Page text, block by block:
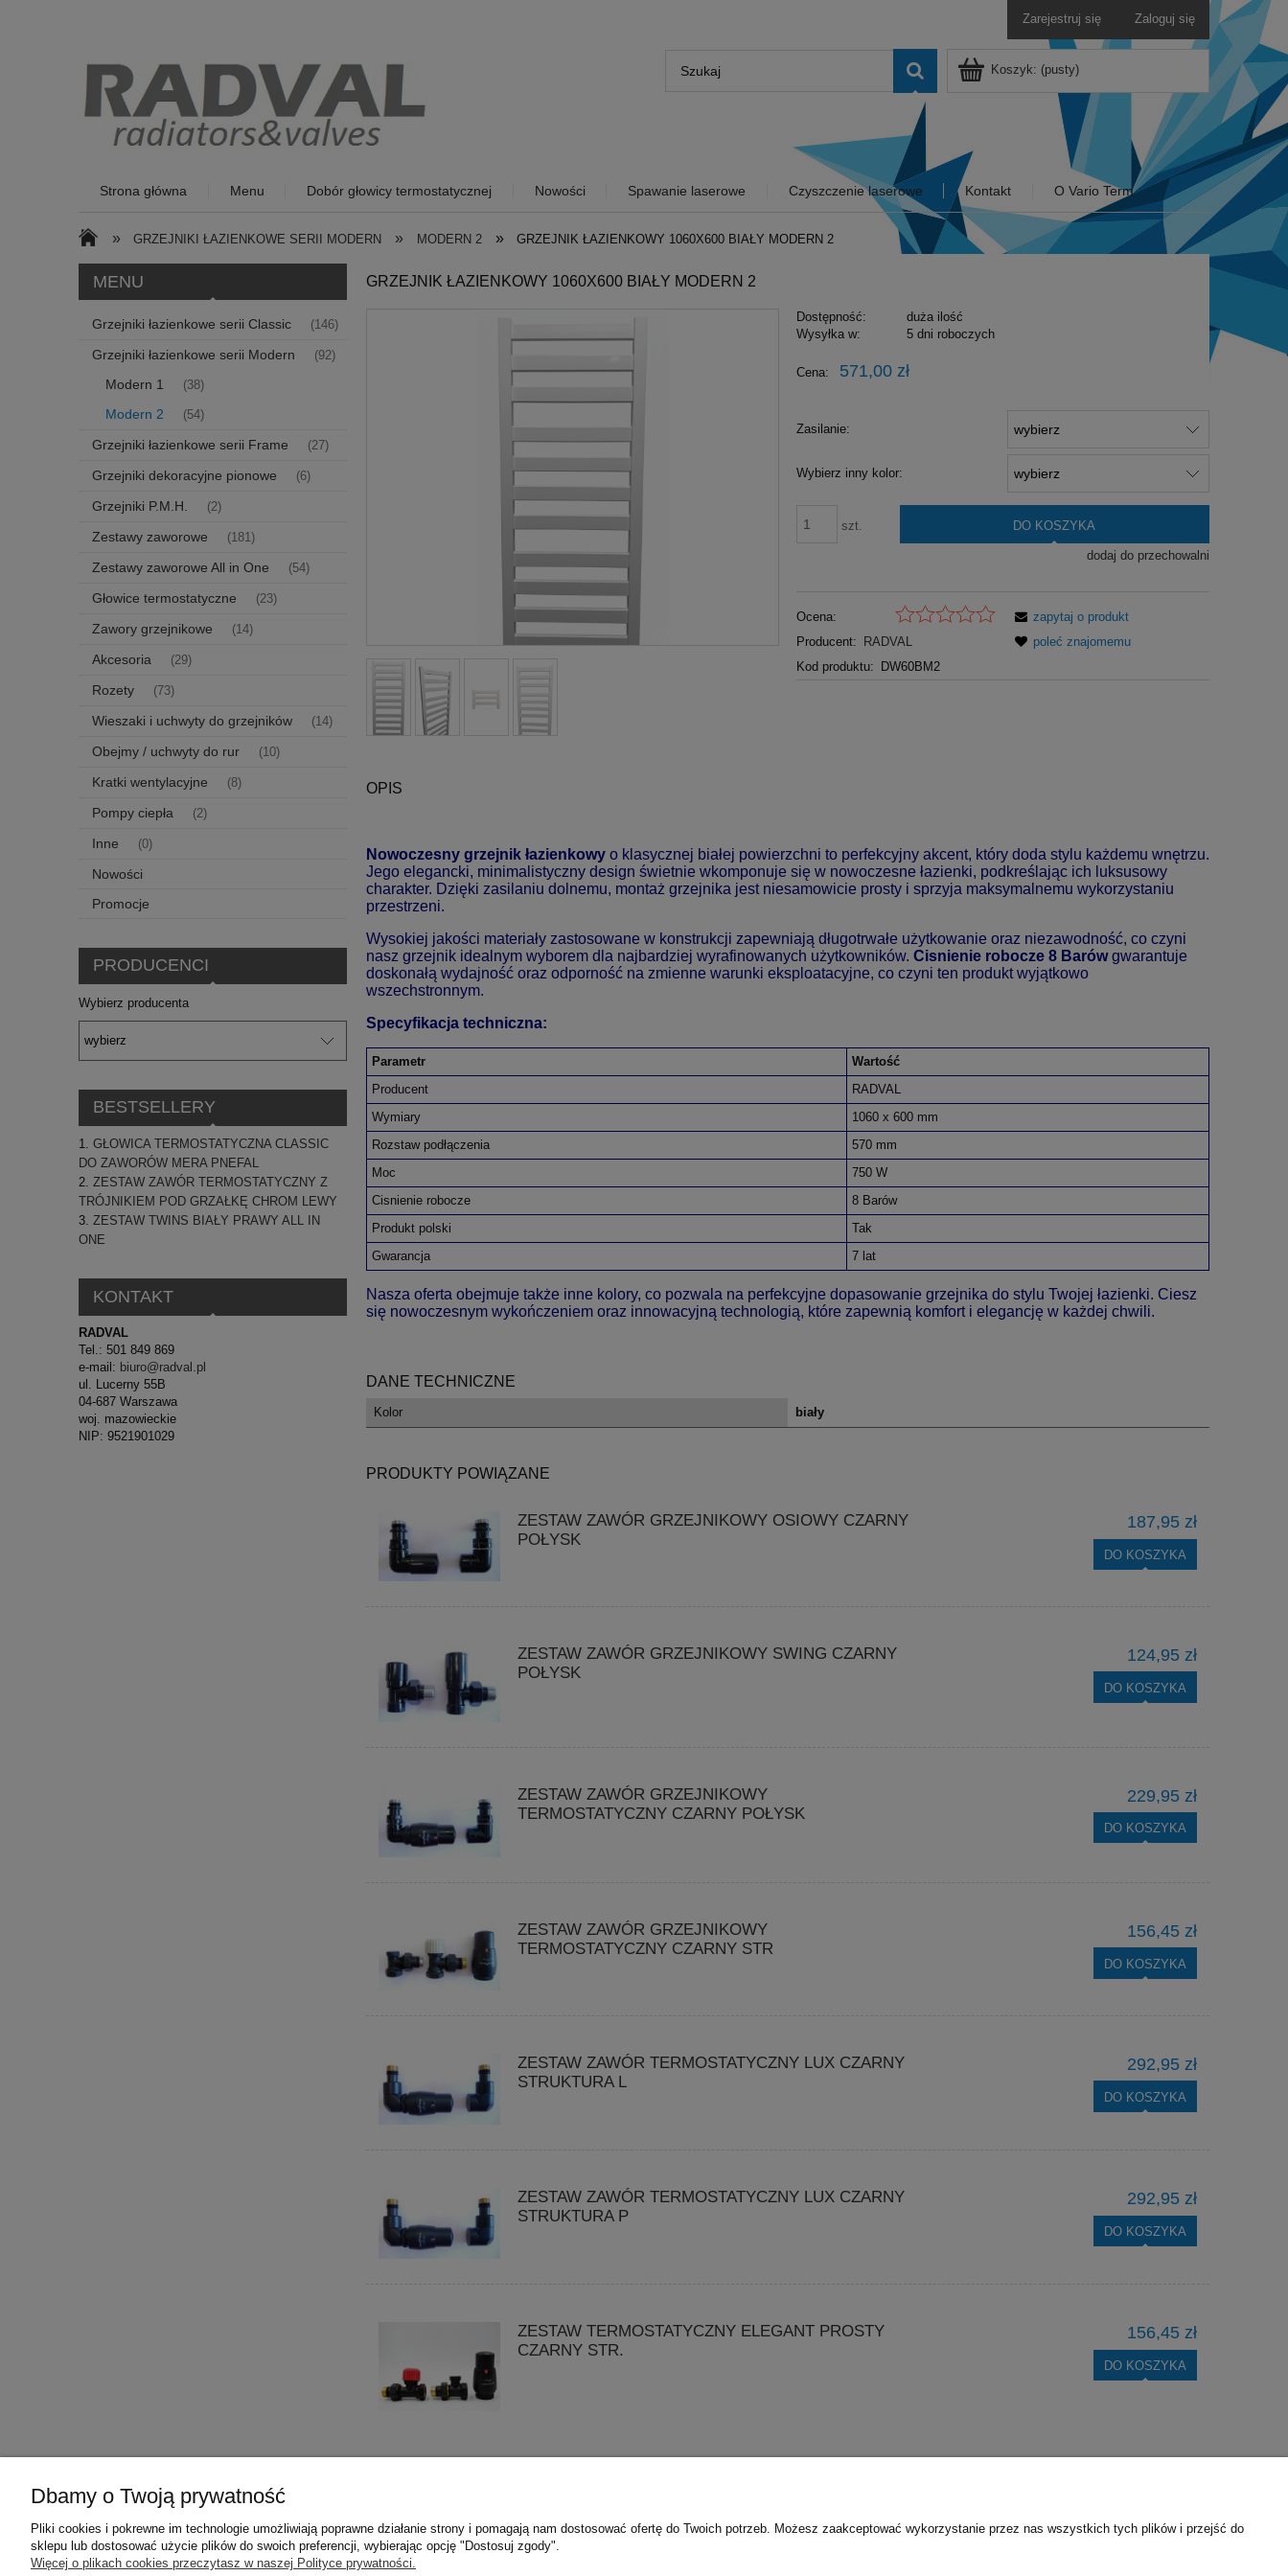
Zarejestruj się Zaloguj się
Koszyk: (pusty)
Strona główna Menu Dobór głowicy termostatycznej Nowości Spawanie laserowe Czyszczenie laserowe Kontakt O Vario Term
» GRZEJNIKI ŁAZIENKOWE SERII MODERN » MODERN 2 » GRZEJNIK ŁAZIENKOWY 1060X600 BIAŁY MODERN 2
MENU
Grzejniki łazienkowe serii Classic (146)
Grzejniki łazienkowe serii Modern (92)
Modern 1 (38)
Modern 2 (54)
Grzejniki łazienkowe serii Frame (27)
Grzejniki dekoracyjne pionowe (6)
Grzejniki P.M.H. (2)
Zestawy zaworowe (181)
Zestawy zaworowe All in One (54)
Głowice termostatyczne (23)
Zawory grzejnikowe (14)
Akcesoria (29)
Rozety (73)
Wieszaki i uchwyty do grzejników (14)
Obejmy / uchwyty do rur (10)
Kratki wentylacyjne (8)
Pompy ciepła (2)
Inne (0)
Nowości
Promocje
PRODUCENCI
Wybierz producenta
BESTSELLERY
GŁOWICA TERMOSTATYCZNA CLASSIC
DO ZAWORÓW MERA PNEFAL
ZESTAW ZAWÓR TERMOSTATYCZNY Z
TRÓJNIKIEM POD GRZAŁKĘ CHROM LEWY
ZESTAW TWINS BIAŁY PRAWY ALL IN
ONE
KONTAKT
RADVAL
Tel.: 501 849 869
e-mail: biuro@radval.pl
ul. Lucerny 55B
04-687 Warszawa
woj. mazowieckie
NIP: 9521901029
GRZEJNIK ŁAZIENKOWY 1060X600 BIAŁY MODERN 2
Dostępność:
duża ilość
Wysyłka w:
5 dni roboczych
Cena: 571,00 zł
Zasilanie:
Wybierz inny kolor:
szt. DO KOSZYKA
dodaj do przechowalni
Ocena:
Producent:
RADVAL
Kod produktu:
DW60BM2
zapytaj o produkt
poleć znajomemu
OPIS
Nowoczesny grzejnik łazienkowy o klasycznej białej powierzchni to perfekcyjny akcent, który doda stylu każdemu wnętrzu.
Jego elegancki, minimalistyczny design świetnie wkomponuje się w nowoczesne łazienki, podkreślając ich luksusowy
charakter. Dzięki zasilaniu dolnemu, montaż grzejnika jest niesamowicie prosty i sprzyja maksymalnemu wykorzystaniu
przestrzeni.
Wysokiej jakości materiały zastosowane w konstrukcji zapewniają długotrwałe użytkowanie oraz niezawodność, co czyni
nasz grzejnik idealnym wyborem dla najbardziej wyrafinowanych użytkowników. Cisnienie robocze 8 Barówgwarantuje
doskonałą wydajność oraz odporność na zmienne warunki eksploatacyjne, co czyni ten produkt wyjątkowo
wszechstronnym.
Specyfikacja techniczna:
Parametr
Wartość
Producent
RADVAL
Wymiary
1060 x 600 mm
Rozstaw podłączenia
570 mm
Moc
750 W
Cisnienie robocze
8 Barów
Produkt polski
Tak
Gwarancja
7 lat
Nasza oferta obejmuje także inne kolory, co pozwala na perfekcyjne dopasowanie grzejnika do stylu Twojej łazienki. Ciesz
się nowoczesnym wykończeniem oraz innowacyjną technologią, które zapewnią komfort i elegancję w każdej chwili.
DANE TECHNICZNE
Kolor biały
PRODUKTY POWIĄZANE
ZESTAW ZAWÓR GRZEJNIKOWY OSIOWY CZARNY
POŁYSK
187,95 zł
DO KOSZYKA
ZESTAW ZAWÓR GRZEJNIKOWY SWING CZARNY
POŁYSK
124,95 zł
DO KOSZYKA
ZESTAW ZAWÓR GRZEJNIKOWY
TERMOSTATYCZNY CZARNY POŁYSK
229,95 zł
DO KOSZYKA
ZESTAW ZAWÓR GRZEJNIKOWY
TERMOSTATYCZNY CZARNY STR
156,45 zł
DO KOSZYKA
ZESTAW ZAWÓR TERMOSTATYCZNY LUX CZARNY
STRUKTURA L
292,95 zł
DO KOSZYKA
ZESTAW ZAWÓR TERMOSTATYCZNY LUX CZARNY
STRUKTURA P
292,95 zł
DO KOSZYKA
ZESTAW TERMOSTATYCZNY ELEGANT PROSTY
CZARNY STR.
156,45 zł
DO KOSZYKA
Pomoc
Płatności
Polityka prywatności
Koszty dostawy
Odbiór osobisty
Twoje zamówienia
Kontakt Karty katalogowe
Dbamy o Twoją prywatność
Pliki cookies i pokrewne im technologie umożliwiają poprawne działanie strony i pomagają nam dostosować ofertę do Twoich potrzeb. Możesz zaakceptować wykorzystanie przez nas wszystkich tych plików i przejść do
sklepu lub dostosować użycie plików do swoich preferencji, wybierając opcję "Dostosuj zgody".
Więcej o plikach cookies przeczytasz w naszej Polityce prywatności.